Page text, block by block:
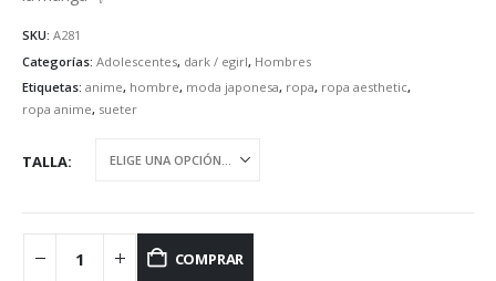
SKU: A281
Categorías: Adolescentes, dark / egirl, Hombres
Etiquetas: anime, hombre, moda japonesa, ropa, ropa aesthetic,
ropa anime, sueter
TALLA
COMPRAR